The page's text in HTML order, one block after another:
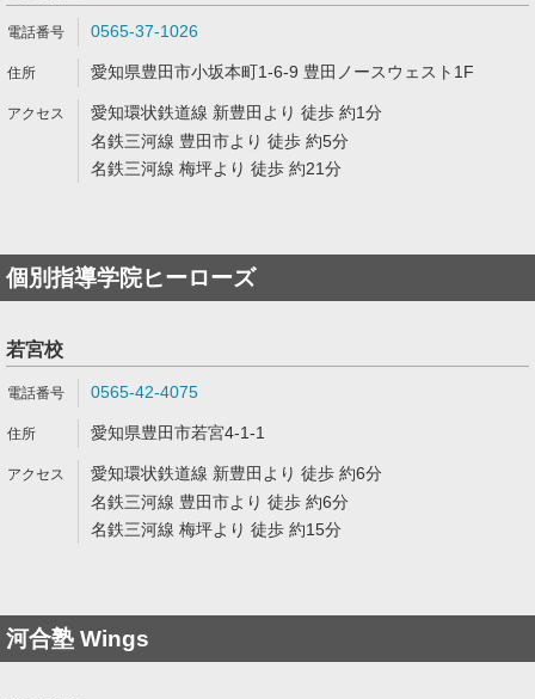
0565-37-1026
愛知県豊田市小坂本町1-6-9 豊田ノースウェスト1F
愛知環状鉄道線 新豊田より 徒歩 約1分
名鉄三河線 豊田市より 徒歩 約5分
名鉄三河線 梅坪より 徒歩 約21分
個別指導学院ヒーローズ
若宮校
0565-42-4075
愛知県豊田市若宮4-1-1
愛知環状鉄道線 新豊田より 徒歩 約6分
名鉄三河線 豊田市より 徒歩 約6分
名鉄三河線 梅坪より 徒歩 約15分
河合塾 Wings